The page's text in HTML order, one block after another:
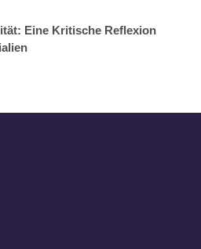
Eine Kritische Reflexion